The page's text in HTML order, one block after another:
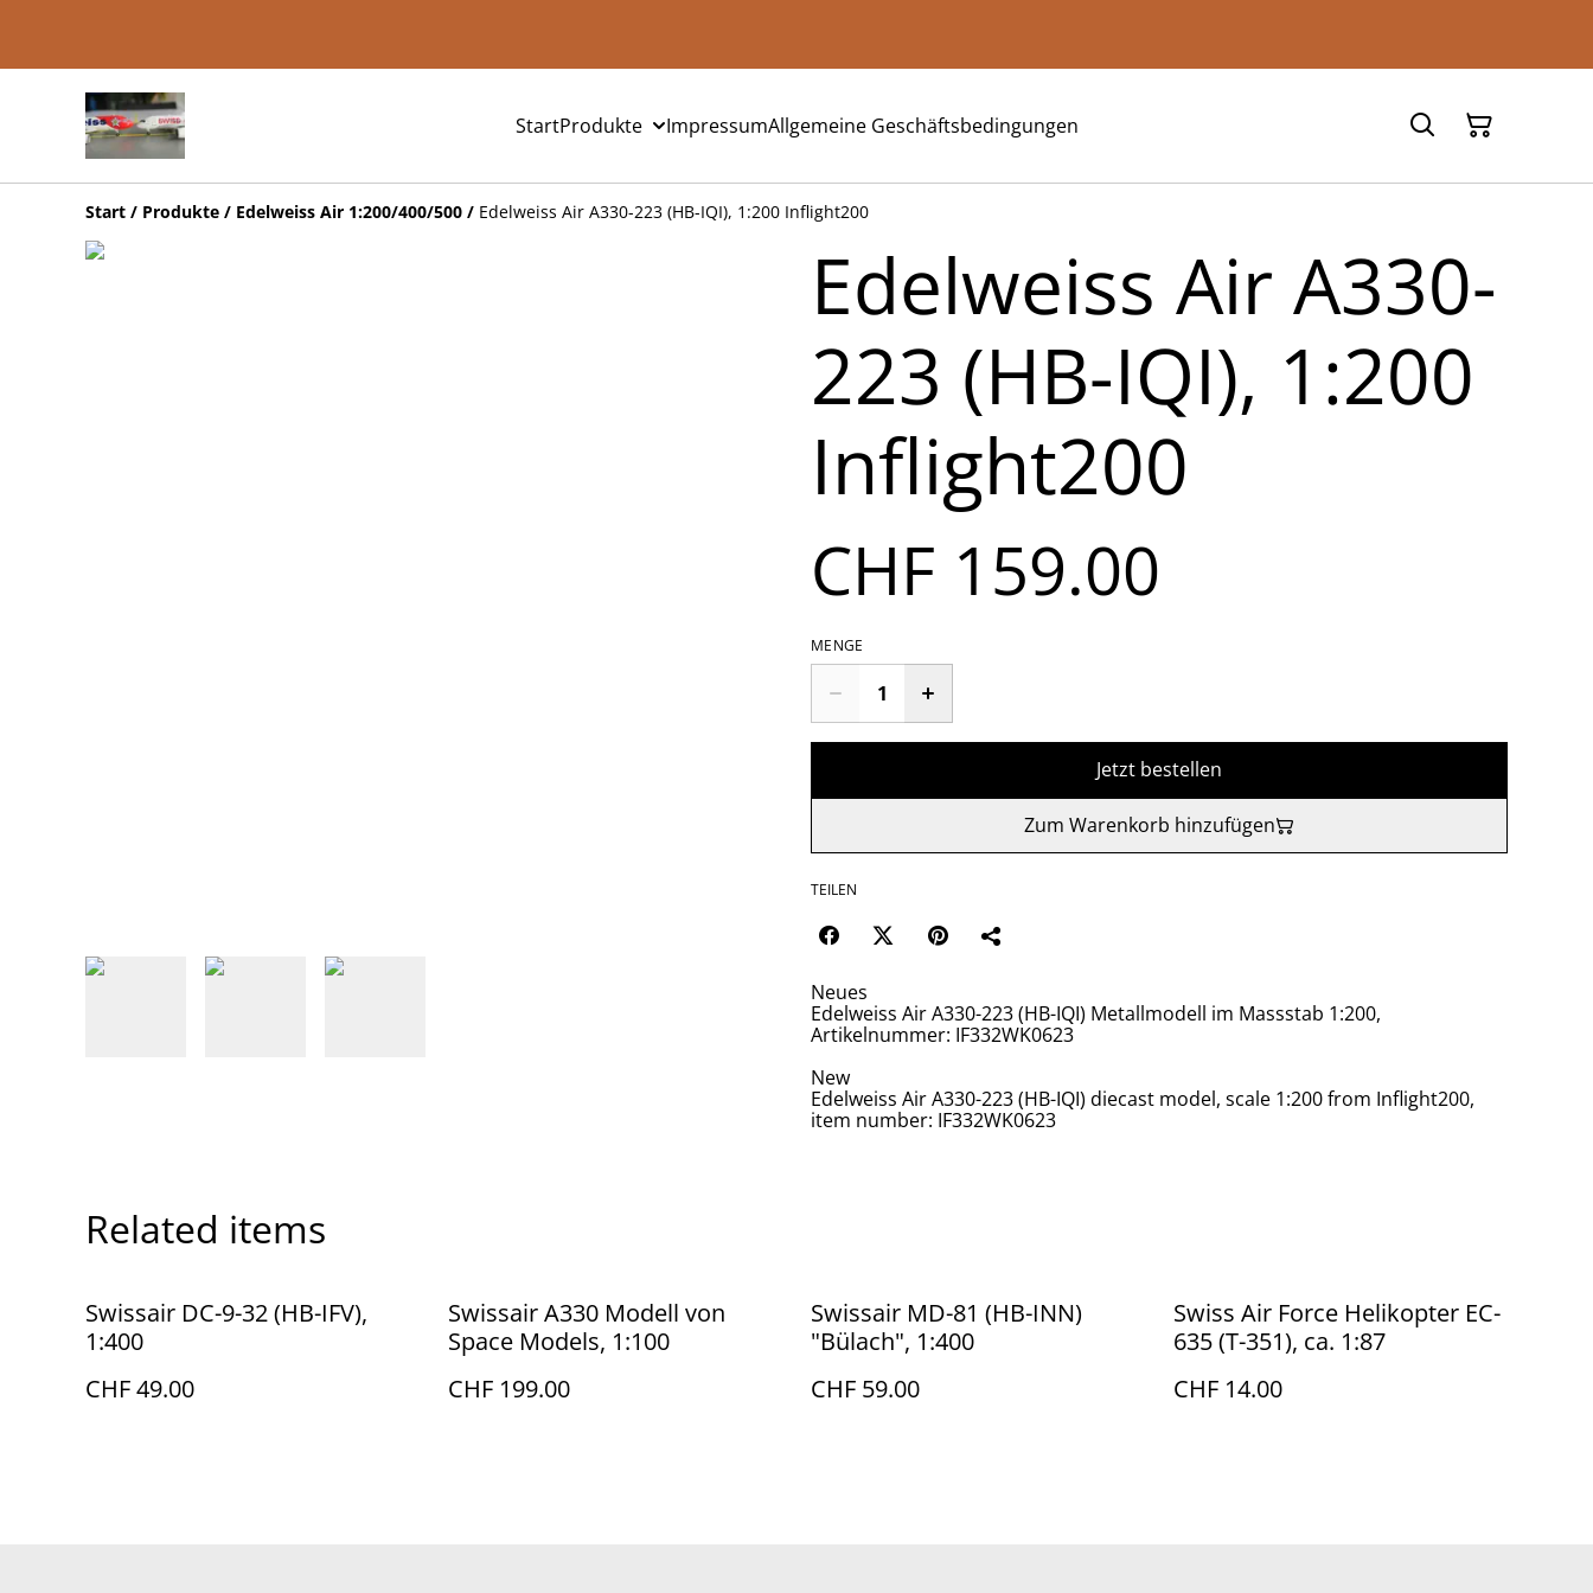
StartProdukte ImpressumAllgemeine Geschäftsbedingungen
Start / Produkte / Edelweiss Air 1:200/400/500 / Edelweiss Air A330-223 (HB-IQI), 1:200 Inflight200
Edelweiss Air A330-
223 (HB-IQI), 1:200
Inflight200
CHF 159.00
MENGE
Jetzt bestellen
Zum Warenkorb hinzufügen
TEILEN
Neues
Edelweiss Air A330-223 (HB-IQI) Metallmodell im Massstab 1:200,
Artikelnummer: IF332WK0623
New
Edelweiss Air A330-223 (HB-IQI) diecast model, scale 1:200 from Inflight200,
item number: IF332WK0623
Related items
Swissair DC-9-32 (HB-IFV),
1:400
CHF 49.00
Swissair A330 Modell von
Space Models, 1:100
CHF 199.00
Swissair MD-81 (HB-INN)
"Bülach", 1:400
CHF 59.00
Swiss Air Force Helikopter EC-
635 (T-351), ca. 1:87
CHF 14.00